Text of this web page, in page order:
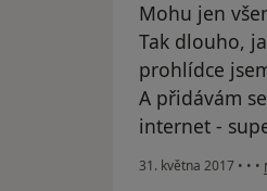
Mohu jen
Tak dlouho,
prohlídce
A přidávám
internet -
31. května 2017 • • •